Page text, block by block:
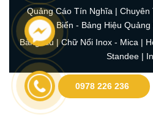
Quảng Cáo Tín Nghĩa | Chuyên
Biển - Bảng Hiệu
Bảng Alu |Chữ Nổi Inox - Mica|
Standee |
0978 226 236